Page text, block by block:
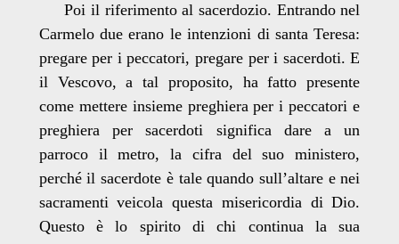
Poi il riferimento al sacerdozio. Entrando nel
Carmelo due erano le intenzioni di santa Teresa:
pregare per i peccatori, pregare per i sacerdoti. E
il Vescovo, a tal proposito, ha fatto presente
come mettere insieme preghiera per i peccatori e
preghiera per sacerdoti significa dare a un
parroco il metro, la cifra del suo ministero,
perché il sacerdote è tale quando sull’altare e nei
sacramenti veicola questa misericordia di Dio.
Questo è lo spirito di chi continua la sua